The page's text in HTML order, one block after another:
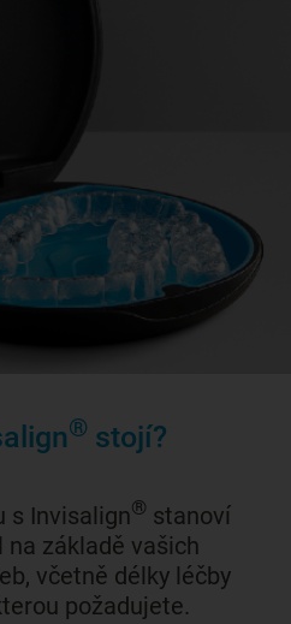
® stojí?
s Invisalign® stanoví
základě vašich
včetně délky léčby
požadujete.